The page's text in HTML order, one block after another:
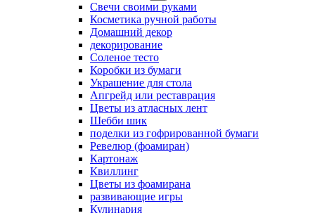
Свечи своими руками
Косметика ручной работы
Домашний декор
декорирование
Соленое тесто
Коробки из бумаги
Украшение для стола
Апгрейд или реставрация
Цветы из атласных лент
Шебби шик
поделки из гофрированной бумаги
Ревелюр (фоамиран)
Картонаж
Квиллинг
Цветы из фоамирана
развивающие игры
Кулинария